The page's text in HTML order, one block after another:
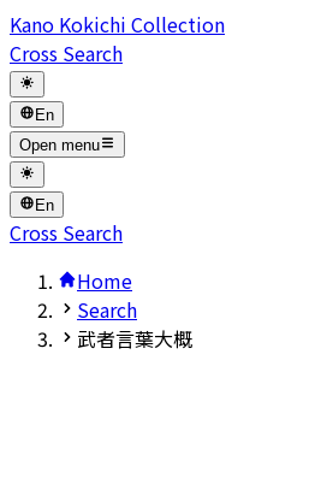
Kano Kokichi Collection
Cross Search
En
Open menu
En
Cross Search
Home
Search
武者言葉大概